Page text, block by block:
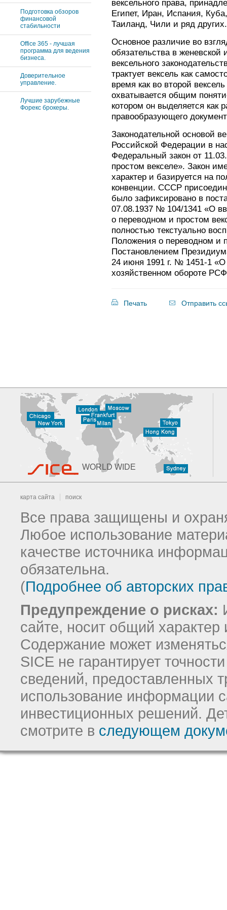
Подготовка обзоров
финансовой
стабильности
Office 365 - лучшая
программа для ведения
бизнеса.
Доверительное
управление.
Лучшие зарубежные
Форекс брокеры.
вексельного права,
Египет, Иран, Испания,
Таиланд, Чили и ряд других.
Основное различие во
обязательства в женевской
вексельного
трактует вексель как
время как во второй
охватывается общим
котором он выделяется как
правообразующего
Законодательной основой
Российской Федерации в
Федеральный закон от
простом векселе». Закон
характер и базируется на
конвенции. СССР
было зафиксировано в
07.08.1937 № 104/1341 «О
о переводном и простом
полностью текстуально
Положения о переводном и
Постановлением
24 июня 1991 г. № 1451-1 «О
хозяйственном обороте
Печать Отправить
WORLD WIDE
карта сайта поиск
Все права защищены и
Любое использование
качестве источника
обязательна.
(Подробнее об авторских
Предупреждение о рисках:
сайте, носит общий
Содержание может
SICE не гарантирует
сведений, предоставленных
использование информации
инвестиционных решений.
смотрите в следующем